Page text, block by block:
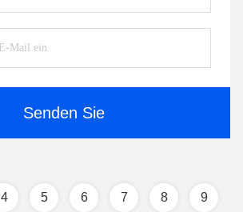
Senden Sie
4 5 6 7 8 9